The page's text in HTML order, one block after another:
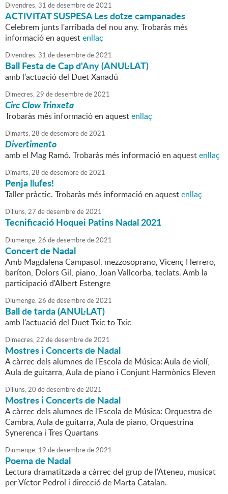
Divendres,31 dedesembrede2021
ACTIVITAT SUSPESA Les dotze campanades
Celebrem junts l'arribada del nou any. Trobaràs més
informació en aquestenllaç
Divendres,31 dedesembrede2021
Ball Festa de Cap d'Any (ANUL·LAT)
amb l'actuació del Duet Xanadú
Dimecres,29 dedesembrede2021
Circ Clow Trinxeta
Trobaràs més informació en aquestenllaç
Dimarts,28 dedesembrede2021
Divertimento
amb el Mag Ramó. Trobaràs més informació en aquestenllaç
Dimarts,28 dedesembrede2021
Penja llufes!
Taller pràctic. Trobaràs més informació en aquestenllaç
Dilluns,27 dedesembrede2021
Tecnificació Hoquei Patins Nadal 2021
Diumenge,26 dedesembrede2021
Concert de Nadal
Amb Magdalena Campasol, mezzosoprano, Vicenç Herrero,
baríton, Dolors Gil, piano, Joan Vallcorba, teclats. Amb la
participació d'Albert Estengre
Diumenge,26 dedesembrede2021
Ball de tarda (ANUL·LAT)
amb l'actuació del Duet Txic to Txic
Dimecres,22 dedesembrede2021
Mostres i Concerts de Nadal
A càrrec dels alumnes de l'Escola de Música: Aula de violí,
Aula de guitarra, Aula de piano i Conjunt Harmònics Eleven
Dilluns,20 dedesembrede2021
Mostres i Concerts de Nadal
A càrrec dels alumnes de l'Escola de Música: Orquestra de
Cambra, Aula de guitarra, Aula de piano, Orquestrina
Synerenca i Tres Quartans
Diumenge, 19 dedesembrede2021
Poema de Nadal
Lectura dramatitzada a càrrec del grup de l'Ateneu, musicat
per Víctor Pedrol i direcció de Marta Catalan.